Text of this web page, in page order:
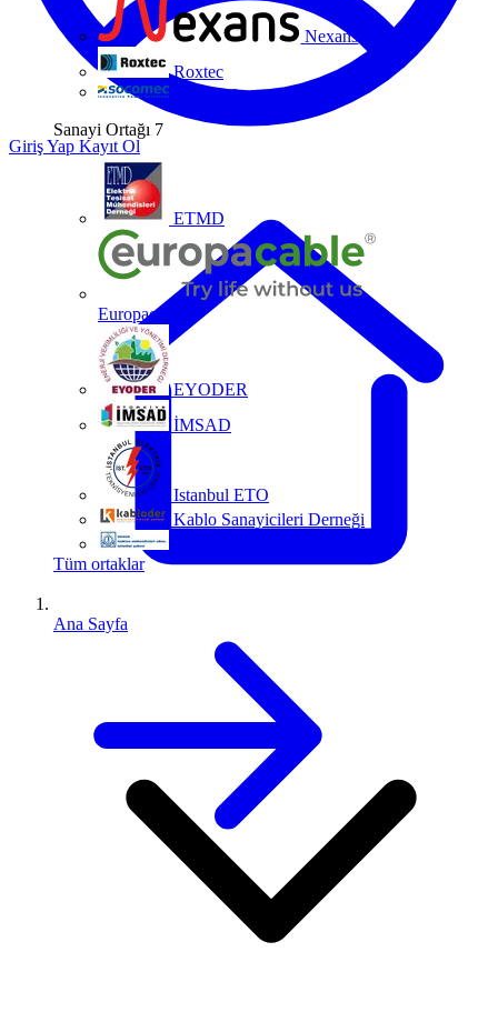
Nexans
Roxtec
Socomec
Sanayi Ortağı 7
ETMD
Europacable
EYODER
İMSAD
Istanbul ETO
Kablo Sanayicileri Derneği
Tüm ortaklar
Giriş Yap Kayıt Ol
Ana Sayfa